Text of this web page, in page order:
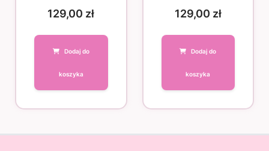
129,00 zł
Dodaj do
koszyka
129,00 zł
Dodaj do
koszyka